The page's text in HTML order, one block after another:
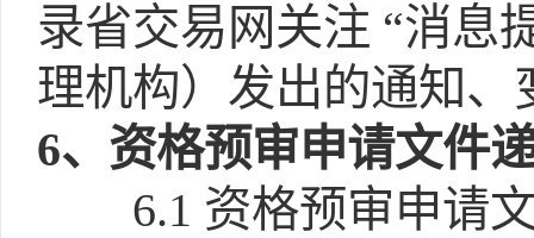
录省交易网关注 “消息
理机构）发出的通知
6、资格预审申请文件
6.1 资格预审申请